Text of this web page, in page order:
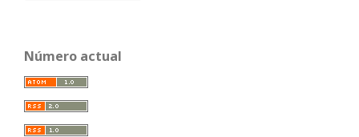
Número actual